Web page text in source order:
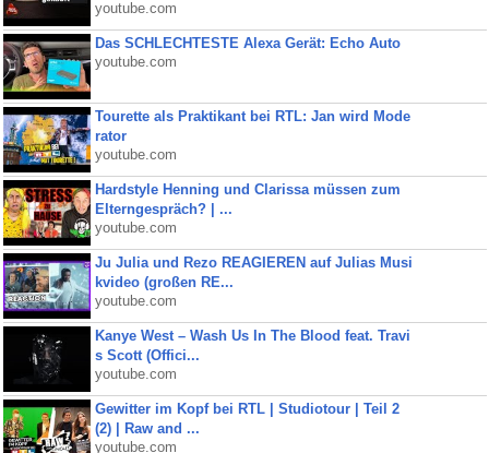
youtube.com
Das SCHLECHTESTE Alexa Gerät: Echo Auto
youtube.com
Tourette als Praktikant bei RTL: Jan wird Mode
rator
youtube.com
Hardstyle Henning und Clarissa müssen zum
Elterngespräch? | ...
youtube.com
Ju Julia und Rezo REAGIEREN auf Julias Musi
kvideo (großen RE...
youtube.com
Kanye West – Wash Us In The Blood feat. Travi
s Scott (Offici...
youtube.com
Gewitter im Kopf bei RTL | Studiotour | Teil 2
(2) | Raw and ...
youtube.com